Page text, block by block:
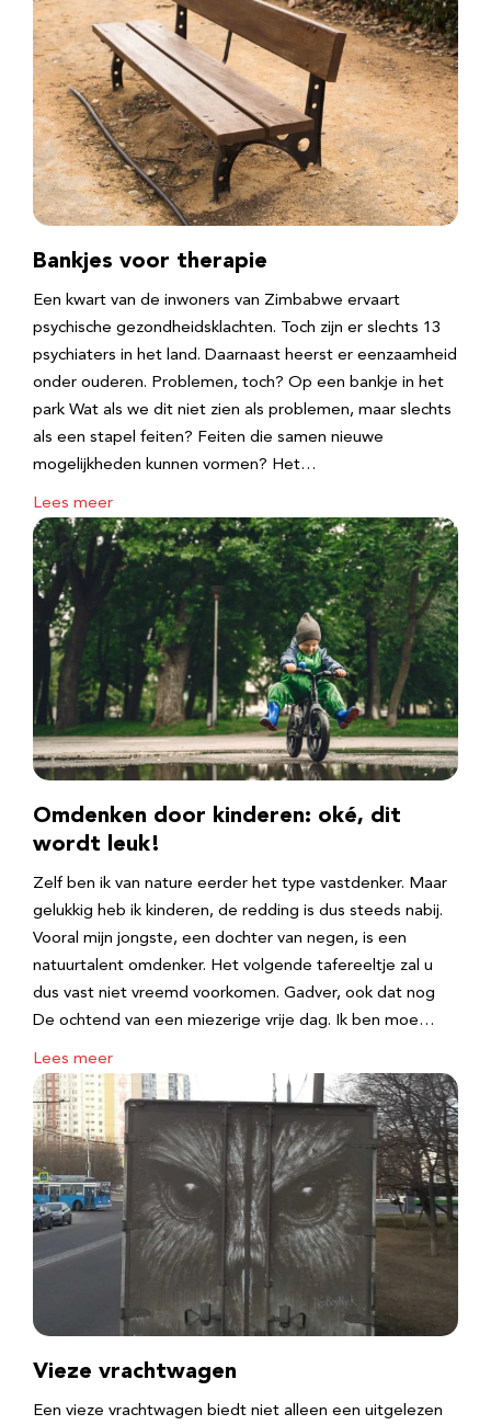
Bankjes voor therapie
Een kwart van de inwoners van Zimbabwe ervaart
psychische gezondheidsklachten. Toch zijn er slechts 13
psychiaters in het land. Daarnaast heerst er eenzaamheid
onder ouderen. Problemen, toch? Op een bankje in het
park Wat als we dit niet zien als problemen, maar slechts
als een stapel feiten? Feiten die samen nieuwe
mogelijkheden kunnen vormen? Het…
Lees meer
Omdenken door kinderen: oké, dit
wordt leuk!
Zelf ben ik van nature eerder het type vastdenker. Maar
gelukkig heb ik kinderen, de redding is dus steeds nabij.
Vooral mijn jongste, een dochter van negen, is een
natuurtalent omdenker. Het volgende tafereeltje zal u
dus vast niet vreemd voorkomen. Gadver, ook dat nog
De ochtend van een miezerige vrije dag. Ik ben moe…
Lees meer
Vieze vrachtwagen
Een vieze vrachtwagen biedt niet alleen een uitgelezen